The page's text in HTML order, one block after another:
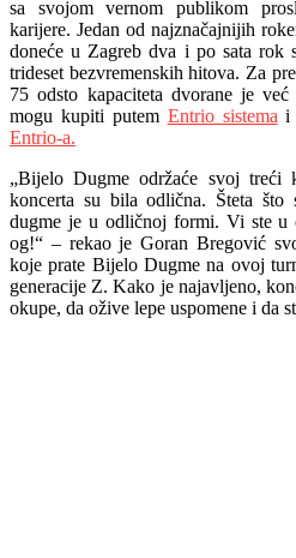
sa svojom vernom publikom
karijere. Jedan od najznačajnijih
doneće u Zagreb dva i po sata rok
trideset bezvremenskih hitova. Za
75 odsto kapaciteta dvorane je
mogu kupiti putem Entrio sistema
Entrio-a.
„Bijelo Dugme održaće svoj treći
koncerta su bila odlična. Šteta
dugme je u odličnoj formi. Vi ste
og!“ – rekao je Goran Bregović
koje prate Bijelo Dugme na ovoj
generacije Z. Kako je najavljeno,
okupe, da ožive lepe uspomene i da